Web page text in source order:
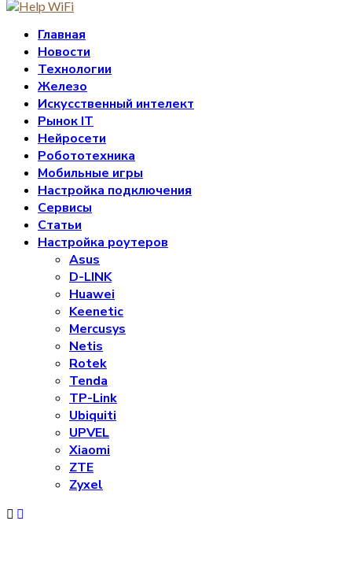
Главная
Новости
Технологии
Железо
Искусственный интелект
Рынок IT
Нейросети
Робототехника
Мобильные игры
Настройка подключения
Сервисы
Статьи
Настройка роутеров
Asus
D-LINK
Huawei
Keenetic
Mercusys
Netis
Rotek
Tenda
TP-Link
Ubiquiti
UPVEL
Xiaomi
ZTE
Zyxel